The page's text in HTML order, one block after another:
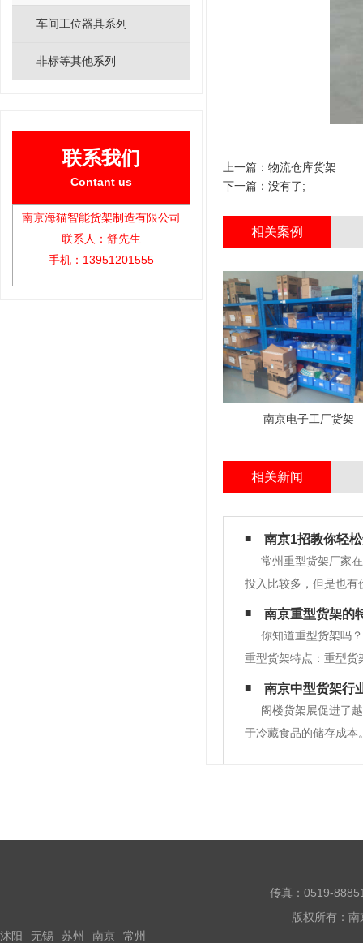
车间工位器具系列
非标等其他系列
联系我们
Contant us
南京海猫智能货架制造有限公司
联系人：舒先生
手机：13951201555
上一篇： 物流仓库货架
下一篇：没有了;
相关案例
南京电子工厂货架
相关新闻
南京1招教你轻
常州重型货架厂家
投入比较多，但是也有
重型货架厂家在生产
所用的材料都是重量
南京重型货架的
你知道重型货架吗
重型货架特点：重型货
物笼等单元集装箱设
货架是应用蕞广泛的货
南京中型货架行
阁楼货架展促进了
于冷藏食品的储存成本
传真：0519-
版权所有：
沭阳
无锡 苏州 南京 常州